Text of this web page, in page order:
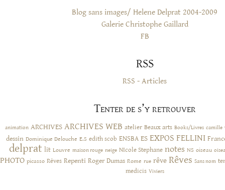
Blog sans images/ Helene Delprat 2004-2009
Galerie Christophe Gaillard
FB
RSS
RSS - Articles
Tenter de s’y retrouver
animation ARCHIVES ARCHIVES WEB atelier Beaux arts Books/Livres camille
dessin Dominique Delouche E.S edith scob ENSBA ES EXPOS FELLINI
delprat lit Louvre maison rouge neige NIcole Stephane notes NS oiseau
PHOTO picasso Rêves Repenti Roger Dumas Rome rue rêve Rêves Sans nom
medicis Viviers